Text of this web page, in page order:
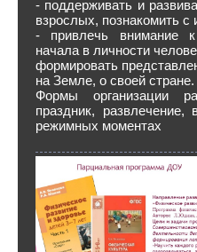
- поддерживать и
взрослых, познакомить с
- привлечь внимание к
начала в личности
формировать
на Земле, о своей стране.
Формы организации
праздник,
режимных моментах